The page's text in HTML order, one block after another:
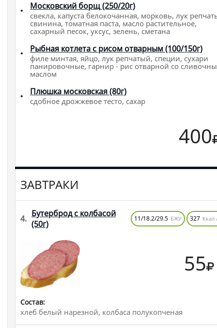
Московский борщ (250/20г)
свекла, капуста белокочанная, морковь, лук
свинина, томатная паста, масло растительное,
сахарный песок, уксус, зелень, сметана
Рыбная котлета с рисом отварным (100/150г)
филе минтая, яйцо, лук репчатый, специи, сухари
панировочные, гарнир - рис отварной со
маслом
Плюшка московская (80г)
сдобное дрожжевое тесто, сахар
400
ЗАВТРАКИ
4. Бутерброд с колбасой
(50г)
11/18.2/29.5 БЖУ 327 Ккал
55
Состав:
хлеб белый нарезной, колбаса полукопченая